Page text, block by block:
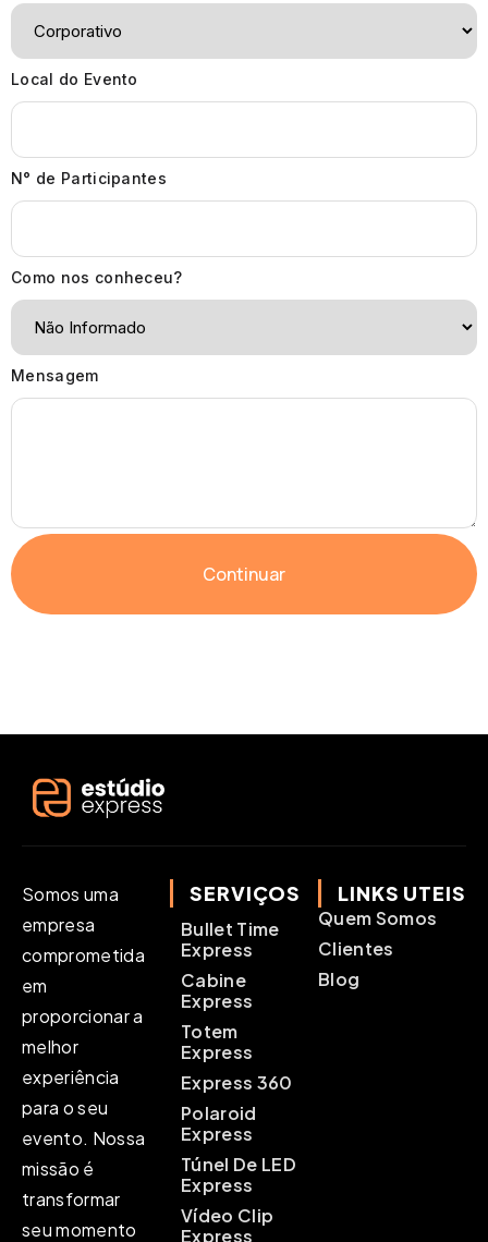
Local do Evento
N° de Participantes
Como nos conheceu?
Mensagem
Continuar
Somos uma
empresa
comprometida
em
proporcionar a
melhor
experiência
para o seu
evento. Nossa
missão é
transformar
seu momento
SERVIÇOS
Bullet Time
Express
Cabine
Express
Totem
Express
Express 360
Polaroid
Express
Túnel De LED
Express
Vídeo Clip
Express
LINKS UTEIS
Quem Somos
Clientes
Blog